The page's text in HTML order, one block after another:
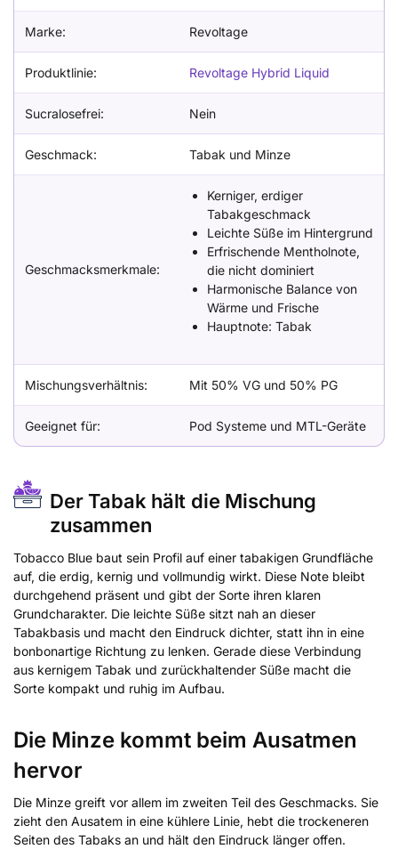
Marke: Revoltage
Produktlinie: Revoltage Hybrid Liquid
Sucralosefrei: Nein
Geschmack: Tabak und Minze
Geschmacksmerkmale:
Kerniger, erdiger
Tabakgeschmack
Leichte Süße im Hintergrund
Erfrischende Mentholnote,
die nicht dominiert
Harmonische Balance von
Wärme und Frische
Hauptnote: Tabak
Mischungsverhältnis: Mit 50% VG und 50% PG
Geeignet für: Pod Systeme und MTL-Geräte
Der Tabak hält die Mischung
zusammen
Tobacco Blue baut sein Profil auf einer tabakigen Grundfläche
auf, die erdig, kernig und vollmundig wirkt. Diese Note bleibt
durchgehend präsent und gibt der Sorte ihren klaren
Grundcharakter. Die leichte Süße sitzt nah an dieser
Tabakbasis und macht den Eindruck dichter, statt ihn in eine
bonbonartige Richtung zu lenken. Gerade diese Verbindung
aus kernigem Tabak und zurückhaltender Süße macht die
Sorte kompakt und ruhig im Aufbau.
Die Minze kommt beim Ausatmen
hervor
Die Minze greift vor allem im zweiten Teil des Geschmacks. Sie
zieht den Ausatem in eine kühlere Linie, hebt die trockeneren
Seiten des Tabaks an und hält den Eindruck länger offen.